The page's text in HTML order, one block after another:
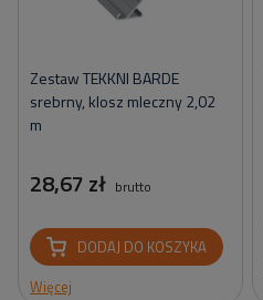
Zestaw TEKKNI BARDE
srebrny, klosz mleczny 2,02
m
28,67 zł brutto
DODAJ DO KOSZYKA
Więcej